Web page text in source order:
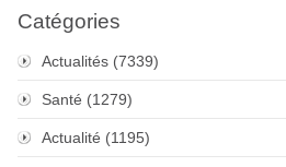
Catégories
Actualités (7339)
Santé (1279)
Actualité (1195)